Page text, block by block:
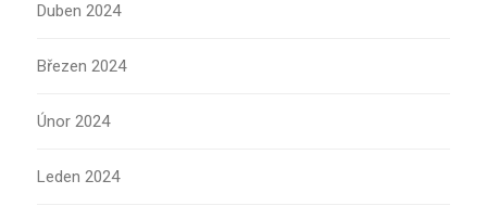
Duben 2024
Březen 2024
Únor 2024
Leden 2024